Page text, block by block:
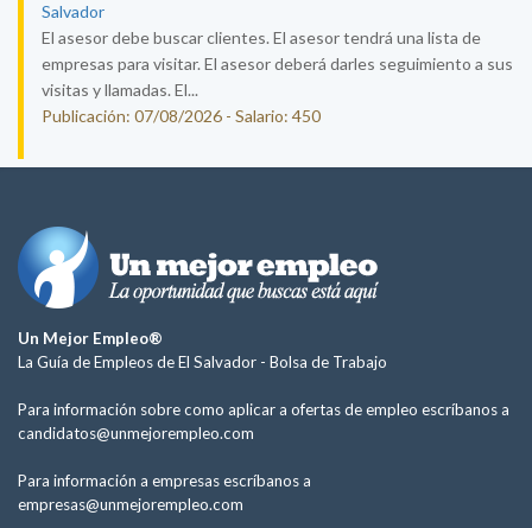
Salvador
El asesor debe buscar clientes. El asesor tendrá una lista de
empresas para visitar. El asesor deberá darles seguimiento a sus
visitas y llamadas. El...
Publicación: 07/08/2026 - Salario: 450
Un Mejor Empleo®
La Guía de Empleos de El Salvador - Bolsa de Trabajo
Para información sobre como aplicar a ofertas de empleo escríbanos a
candidatos@unmejorempleo.com
Para información a empresas escríbanos a
empresas@unmejorempleo.com